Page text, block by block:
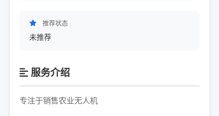
推荐状态
未推荐
服务介绍
专注于销售农业无人机